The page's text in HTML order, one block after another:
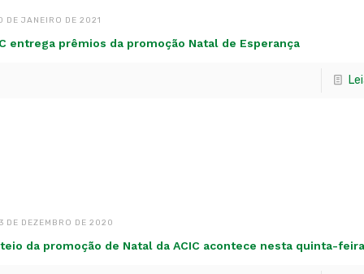
DE JANEIRO DE 2021
entrega prêmios da promoção Natal de Esperança
DE DEZEMBRO DE 2020
da promoção de Natal da ACIC acontece nesta quinta-